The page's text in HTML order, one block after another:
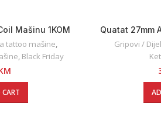
Mašinu 1KOM
tattoo mašine,
, Black Friday
Quatat 27mm
Gripovi /